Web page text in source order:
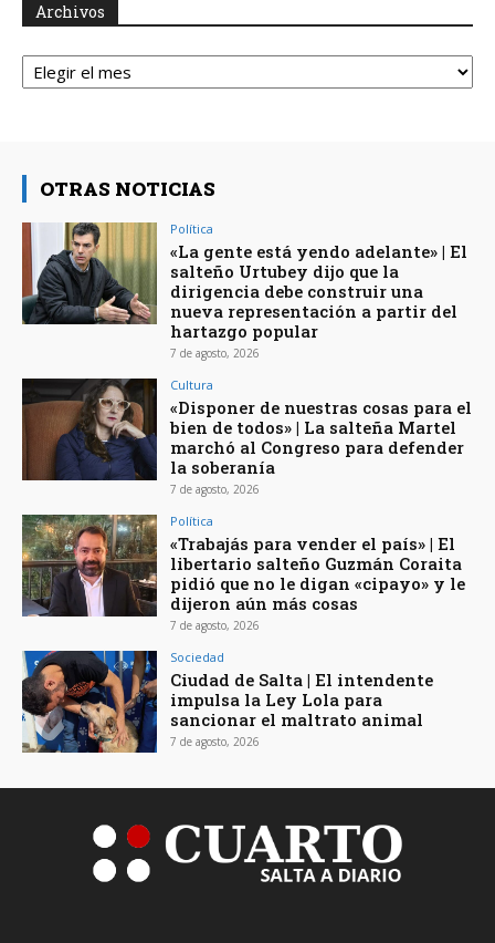
Archivos
Archivos
OTRAS NOTICIAS
Política
«La gente está yendo adelante» | El
salteño Urtubey dijo que la
dirigencia debe construir una
nueva representación a partir del
hartazgo popular
7 de agosto, 2026
Cultura
«Disponer de nuestras cosas para el
bien de todos» | La salteña Martel
marchó al Congreso para defender
la soberanía
7 de agosto, 2026
Política
«Trabajás para vender el país» | El
libertario salteño Guzmán Coraita
pidió que no le digan «cipayo» y le
dijeron aún más cosas
7 de agosto, 2026
Sociedad
Ciudad de Salta | El intendente
impulsa la Ley Lola para
sancionar el maltrato animal
7 de agosto, 2026